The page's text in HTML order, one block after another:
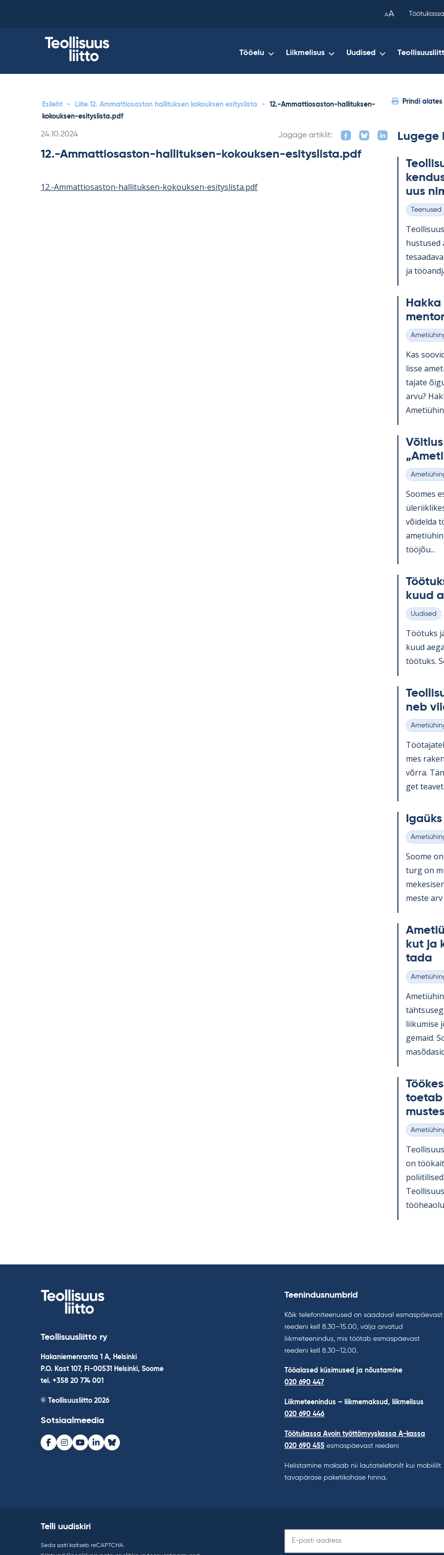
AA
Tööelu Liikmelisus Uudised
Esileht - Liite 12. Ammattiosaston hallituksen kokouksen esityslista -
12.-Ammattiosaston-hallituksen-
kokouksen-esityslista.pdf
Prindi alates
Kirjoitettu
24.10.2024 Jagage artiklit:
12.-Ammattiosaston-hallituksen-kokouksen-esityslista.pdf
12.-Ammattiosaston-hallituksen-kokouksen-esityslista.pdf
Lugege
uus
Kategooriad
Teenused
hus­tused
ja
Kategooriad
Kas
lisse
ta­jate
arvu?
Kategooriad
Soo­mes
või­delda
tööjõu...
kuud
Kategooriad
Uudised
Töö­tuks
kuud
töö­tuks.
neb
Kategooriad
mes
võrra.
get
Kategooriad
Soome
turg on
meste
kut ja
tada
Kategooriad
lii­ku­mise
ge­maid.
mus­tes
Kategooriad
on
your
clipboard.)
Teollisuusliitto ry
Hakaniemenranta 1 A, Helsinki
P.O. Kast 107, FI-00531 Helsinki, Soome
tel. +358 20 774 001
© Teollisuusliitto 2026
Sotsiaalmeedia
Facebook
Instagram
Youtube
LinkedInBluesky
Teenindusnumbrid
Kõik telefoniteenused on saadaval esmaspäevast
reedeni kell 8.30–15.00, välja arvatud
liikmeteenindus, mis töötab esmaspäevast
reedeni kell 8.30–12.00.
Tööalased küsimused ja nõustamine
020 690 447
Liikmeteenindus – liikmemaksud, liikmelisus
020 690 446
Töötukassa Avoin työttömyyskassa A-kassa
020 690 455 esmaspäevast reedeni
Helistamine maksab nii lautatelefonilt kui mobiililt
tavapärase paketikohase hinna.
Telli uudiskiri
Seda saiti kaitseb reCAPTCHA.